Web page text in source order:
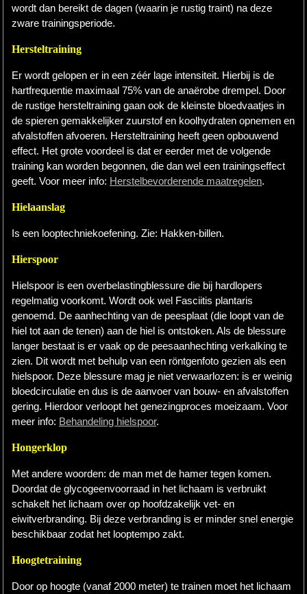
wordt dan bereikt de dagen (waarin je rustig traint) na deze
zware trainingsperiode.
Hersteltraining
Er wordt gelopen er in een zéér lage intensiteit. Hierbij is de
hartfrequentie maximaal 75% van de anaërobe drempel. Door
de rustige hersteltraining gaan ook de kleinste bloedvaatjes in
de spieren gemakkelijker zuurstof en koolhydraten opnemen en
afvalstoffen afvoeren. Hersteltraining heeft geen opbouwend
effect. Het grote voordeel is dat er eerder met de volgende
training kan worden begonnen, die dan wel een trainingseffect
geeft. Voor meer info: Herstelbevorderende maatregelen.
Hielaanslag
Is een looptechniekoefening. Zie: Hakken-billen.
Hierspoor
Hielspoor is een overbelastingblessure die bij hardlopers
regelmatig voorkomt. Wordt ook wel Fasciitis plantaris
genoemd. De aanhechting van de peesplaat (die loopt van de
hiel tot aan de tenen) aan de hiel is ontstoken. Als de blessure
langer bestaat is er vaak op de peesaanhechting verkalking te
zien. Dit wordt met behulp van een röntgenfoto gezien als een
hielspoor. Deze blessure mag je niet verwaarlozen: is er weinig
bloedcirculatie en dus is de aanvoer van bouw- en afvalstoffen
gering. Hierdoor verloopt het genezingproces moeizaam. Voor
meer info: Behandeling hielspoor.
Hongerklop
Met andere woorden: de man met de hamer tegen komen.
Doordat de glycogeenvoorraad in het lichaam is verbruikt
schakelt het lichaam over op hoofdzakelijk vet- en
eiwitverbranding. Bij deze verbranding is er minder snel energie
beschikbaar zodat het looptempo zakt.
Hoogtetraining
Door op hoogte (vanaf 2000 meter) te trainen moet het lichaam